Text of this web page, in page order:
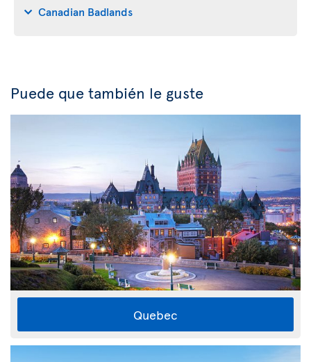
Canadian Badlands
Puede que también le guste
Quebec